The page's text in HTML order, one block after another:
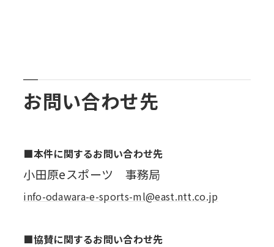
お問い合わせ先
■本件に関するお問い合わせ先
小田原eスポーツ 事務局
info-odawara-e-sports-ml@east.ntt.co.jp
■協賛に関するお問い合わせ先